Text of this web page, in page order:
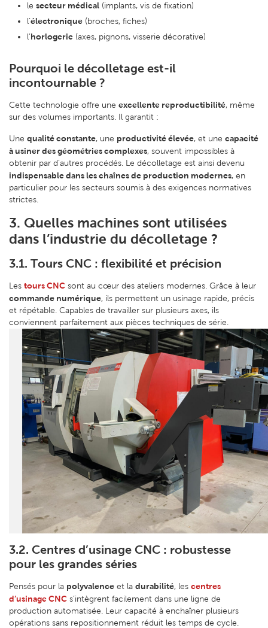
le secteur médical (implants, vis de fixation)
l’électronique (broches, fiches)
l’horlogerie (axes, pignons, visserie décorative)
Pourquoi le décolletage est-il
incontournable ?
Cette technologie offre une excellente reproductibilité, même
sur des volumes importants. Il garantit :
Une qualité constante, une productivité élevée, et une capacité
à usiner des géométries complexes, souvent impossibles à
obtenir par d’autres procédés. Le décolletage est ainsi devenu
indispensable dans les chaînes de production modernes, en
particulier pour les secteurs soumis à des exigences normatives
strictes.
3. Quelles machines sont utilisées
dans l’industrie du décolletage ?
3.1. Tours CNC : flexibilité et précision
Les tours CNC sont au cœur des ateliers modernes. Grâce à leur
commande numérique, ils permettent un usinage rapide, précis
et répétable. Capables de travailler sur plusieurs axes, ils
conviennent parfaitement aux pièces techniques de série.
3.2. Centres d’usinage CNC : robustesse
pour les grandes séries
Pensés pour la polyvalence et la durabilité, les centres
d’usinage CNC s’intègrent facilement dans une ligne de
production automatisée. Leur capacité à enchaîner plusieurs
opérations sans repositionnement réduit les temps de cycle.